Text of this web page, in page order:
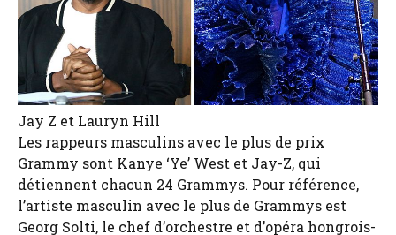
Jay Z et Lauryn Hill
Les rappeurs masculins avec le plus de prix
Grammy sont Kanye ‘Ye’ West et Jay-Z, qui
détiennent chacun 24 Grammys. Pour référence,
l’artiste masculin avec le plus de Grammys est
Georg Solti, le chef d’orchestre et d’opéra hongrois-